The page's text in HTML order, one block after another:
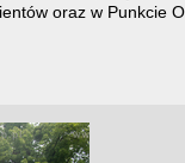
oraz w Punkcie